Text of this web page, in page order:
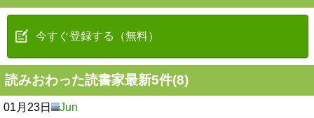
今すぐ登録する（無料）
読みおわった読書家最新5件(8)
01月23日 Jun